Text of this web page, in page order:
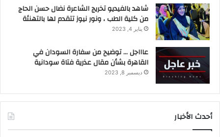
شاهد بالفيديو تخريج الشاعرة نضال حسن الحاج
من كلية الطب ، ونور نيوز تتقدم لها بالتهنئة
يناير 4, 2023
عاااجل … توضيح من سفارة السودان في
القاهرة بشأن مقال عذرية فتاة سودانية
ديسمبر 8, 2023
أحدث الأخبار